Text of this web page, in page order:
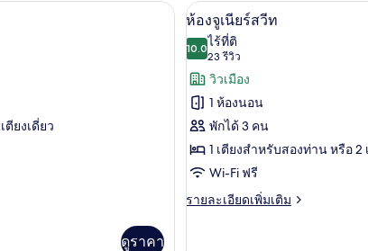
ห้องซูพีเรียดับเบิล | ผ้าปูที่นอนฝ้ายอียิปต์, เครื่องนอนระดับพรีเมียม, ผ้านว
ตียงเดี่ยว
ดูราคา
เปิด
ภาพถ่าย
ทั้งหมด
ของ
ห้อง
จู
เนียร์
สวีท
19
ห้องจูเนียร์สวีท
10.010.0 จาก 10
ไร้ที่ติ
23 รีวิว
(23
รีวิว)
วิวเมือง
1 ห้องนอน
พักได้ 3 คน
1 เตียงสำหรับสองท่าน หรือ 2
Wi-Fi ฟรี
รายละเอียดเพิ่มเติม
ราย